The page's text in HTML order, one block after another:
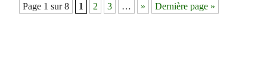
Navigation
Page 1 sur 8 1 2 3 … » Dernière page »